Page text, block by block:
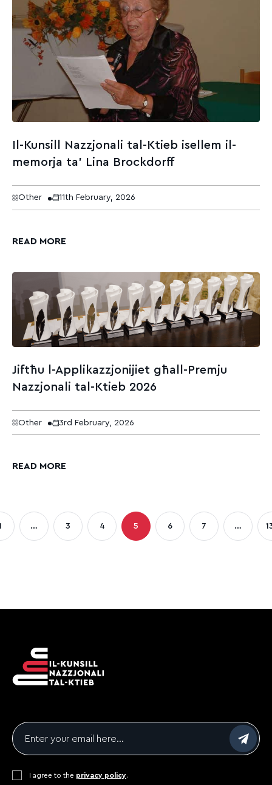
Il-Kunsill Nazzjonali tal-Ktieb isellem il-
memorja ta’ Lina Brockdorff
Other 11th February, 2026
READ MORE
Jiftħu l-Applikazzjonijiet għall-Premju
Nazzjonali tal-Ktieb 2026
Other 3rd February, 2026
READ MORE
…
Page
3
Page
4
Page
5
Page
6
Page
7 …
Email
Consent*
I agree to the privacy policy.